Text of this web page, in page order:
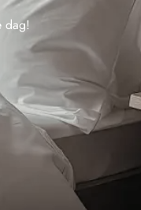
dag!